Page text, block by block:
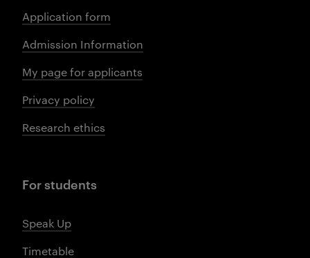
Application form
Admission Information
My page for applicants
Privacy policy
Research ethics
For students
Speak Up
Timetable